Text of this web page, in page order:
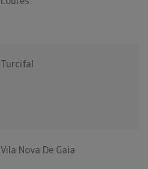
Turcifal
Vila Nova De Gaia